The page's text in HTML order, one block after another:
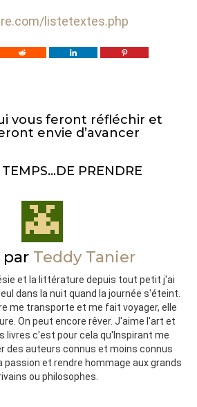
listetextes.php
vous feront réfléchir et
envie d’avancer
PRENDRE
par Teddy Tanier
et la littérature depuis tout petit j'ai
dans la nuit quand la journée s'éteint.
me transporte et me fait voyager, elle
On peut encore rêver. J'aime l'art et
livres c'est pour cela qu'Inspirant me
des auteurs connus et moins connus
passion et rendre hommage aux grands
ou philosophes.